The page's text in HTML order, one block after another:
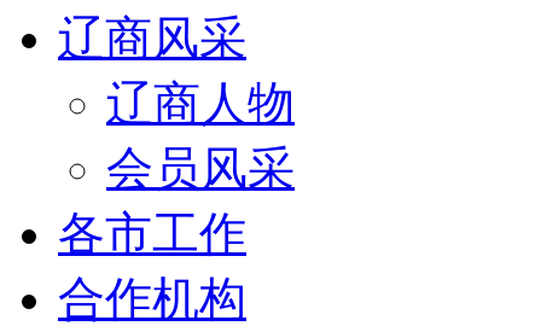
辽商风采
辽商人物
会员风采
各市工作
合作机构